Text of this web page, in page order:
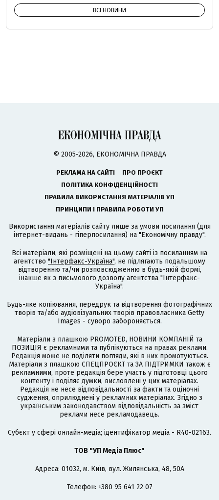
ВСІ НОВИНИ
© 2005-2026, ЕКОНОМІЧНА ПРАВДА
РЕКЛАМА НА САЙТІ
ПРО ПРОЄКТ
ПОЛІТИКА КОНФІДЕНЦІЙНОСТІ
ПРАВИЛА ВИКОРИСТАННЯ МАТЕРІАЛІВ УП
ПРИНЦИПИ І ПРАВИЛА РОБОТИ УП
Використання матеріалів сайту лише за умови посилання (для
інтернет-видань - гіперпосилання) на "Економічну правду".
Всі матеріали, які розміщені на цьому сайті із посиланням на
агентство "Інтерфакс-Україна", не підлягають подальшому
відтворенню та/чи розповсюдженню в будь-якій формі,
інакше як з письмового дозволу агентства "Інтерфакс-
Україна".
Будь-яке копіювання, передрук та відтворення фотографічних
творів та/або аудіовізуальних творів правовласника Getty
Images - суворо забороняється.
Матеріали з плашкою PROMOTED, НОВИНИ КОМПАНІЙ та
ПОЗИЦІЯ є рекламними та публікуються на правах реклами.
Редакція може не поділяти погляди, які в них промотуються.
Матеріали з плашкою СПЕЦПРОЄКТ та ЗА ПІДТРИМКИ також є
рекламними, проте редакція бере участь у підготовці цього
контенту і поділяє думки, висловлені у цих матеріалах.
Редакція не несе відповідальності за факти та оціночні
судження, оприлюднені у рекламних матеріалах. Згідно з
українським законодавством відповідальність за зміст
реклами несе рекламодавець.
Cубєкт у сфері онлайн-медіа; ідентифікатор медіа - R40-02163.
ТОВ "УП Медіа Плюс"
Адреса: 01032, м. Київ, вул. Жилянська, 48, 50А
Телефон: +380 95 641 22 07